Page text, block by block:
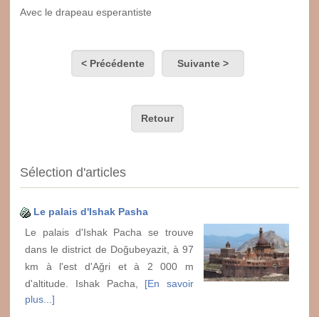
Avec le drapeau esperantiste
< Précédente Suivante >
Retour
Sélection d'articles
Le palais d'Ishak Pasha
Le palais d'Ishak Pacha se trouve
dans le district de Doğubeyazit, à 97
km à l'est d'Ağri et à 2 000 m
d'altitude. Ishak Pacha, [En savoir
plus...]